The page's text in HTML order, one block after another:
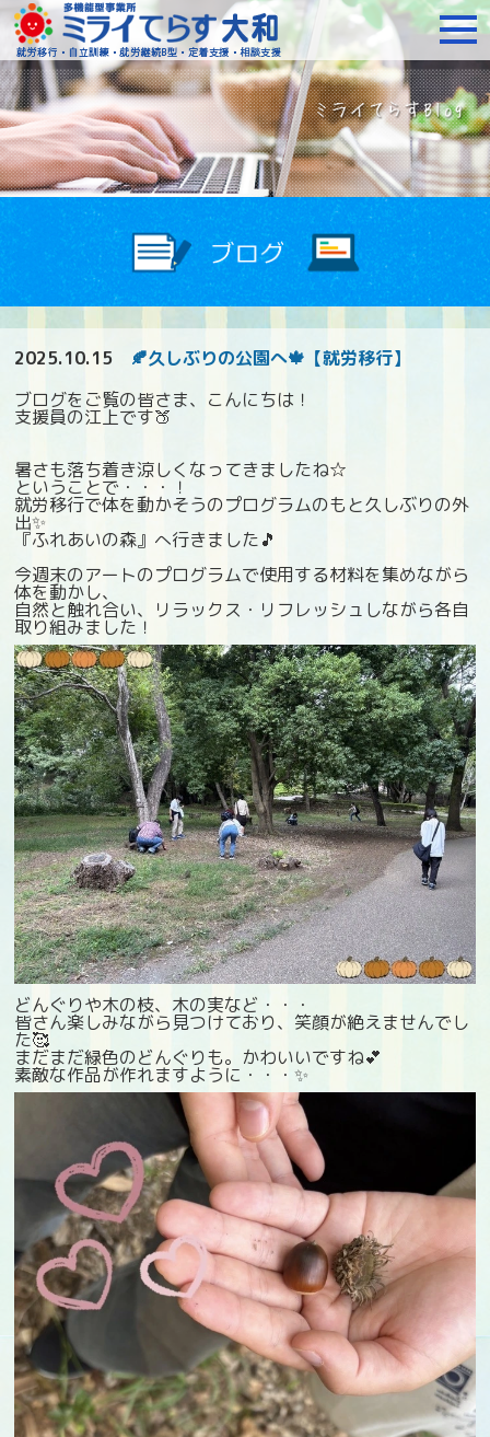
障がいをお持ちの方へ
2025.10.15
🍂久しぶりの公園へ🍁【就労移行】
ブログをご覧の皆さま、こんにちは！
支援員の江上です🍑
暑さも落ち着き涼しくなってきましたね☆
ということで・・・！
就労移行で体を動かそうのプログラムのもと久しぶりの外
出✨
『ふれあいの森』へ行きました🎵
今週末のアートのプログラムで使用する材料を集めながら
体を動かし、
自然と触れ合い、リラックス・リフレッシュしながら各自
取り組みました！
どんぐりや木の枝、木の実など・・・
皆さん楽しみながら見つけており、笑顔が絶えませんでし
た🥰
まだまだ緑色のどんぐりも。かわいいですね💕
素敵な作品が作れますように・・・✨